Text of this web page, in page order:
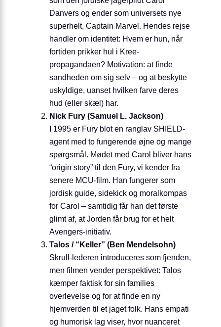
Danvers og ender som universets nye
superhelt, Captain Marvel. Hendes rejse
handler om identitet: Hvem er hun, når
fortiden prikker hul i Kree-
propagandaen? Motivation: at finde
sandheden om sig selv – og at beskytte
uskyldige, uanset hvilken farve deres
hud (eller skæl) har.
Nick Fury (Samuel L. Jackson)
I 1995 er Fury blot en ranglav SHIELD-
agent med to fungerende øjne og mange
spørgsmål. Mødet med Carol bliver hans
“origin story” til den Fury, vi kender fra
senere MCU-film. Han fungerer som
jordisk guide, sidekick og moral­kompas
for Carol – samtidig får han det første
glimt af, at Jorden får brug for et helt
Avengers-initiativ.
Talos / “Keller” (Ben Mendelsohn)
Skrull-lederen introduceres som fjenden,
men filmen vender perspektivet: Talos
kæmper faktisk for sin families
overlevelse og for at finde en ny
hjemverden til et jaget folk. Hans empati
og humorisk lag viser, hvor nuanceret